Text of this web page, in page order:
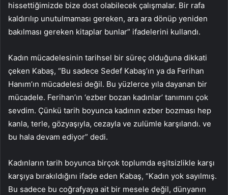
hissettiğimizde bize dost olabilecek çalışmalar. Bir rafa
kaldırılıp unutulmaması gereken, ara ara dönüp yeniden
bakılması gereken kitaplar bunlar” ifadelerini kullandı.
Kadın mücadelesinin tarihsel bir süreç olduğuna dikkati
çeken Kabaş, “Bu sadece Sedef Kabaş’ın ya da Ferihan
Hanım’ın mücadelesi değil. Bu yüzlerce yıla dayanan bir
mücadele. Ferihan’ın ‘ezber bozan kadınlar’ tanımını çok
sevdim. Çünkü tarih boyunca kadının ezber bozması hep
kanla, terle, gözyaşıyla, cezayla ve zulümle karşılandı. ve
bu hala devam ediyor” dedi.
Kadınların tarih boyunca birçok toplumda eşitsizlikle karşı
karşıya bırakıldığını ifade eden Kabaş, “Kadın yok sayılmış.
Bu sadece bu coğrafyaya ait bir mesele değil, dünyanın